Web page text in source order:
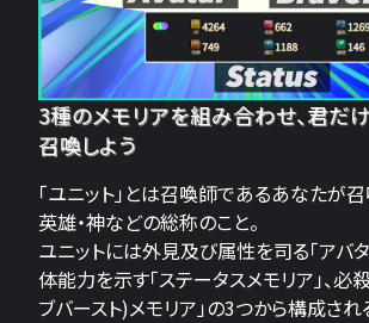
3種のメモリアを組み合わせ、君だ
召喚しよう
「ユニット」とは召喚師であるあなたが
英雄・神などの総称のこと。
ユニットには外見及び属性を司る「アバタ
体能力を示す「ステータスメモリア」、必
ブバースト)メモリア」の3つから構成され